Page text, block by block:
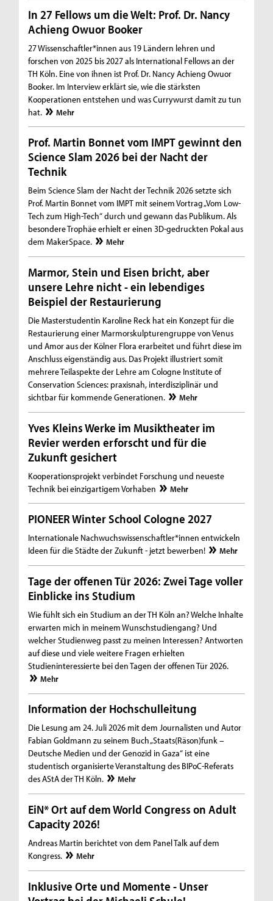
In 27 Fellows um die Welt: Prof. Dr. Nancy
Achieng Owuor Booker
27 Wissenschaftler*innen aus 19 Ländern lehren und
forschen von 2025 bis 2027 als International Fellows an der
TH Köln. Eine von ihnen ist Prof. Dr. Nancy Achieng Owuor
Booker. Im Interview erklärt sie, wie die stärksten
Kooperationen entstehen und was Currywurst damit zu tun
hat.
Mehr
Prof. Martin Bonnet vom IMPT gewinnt den
Science Slam 2026 bei der Nacht der
Technik
Beim Science Slam der Nacht der Technik 2026 setzte sich
Prof. Martin Bonnet vom IMPT mit seinem Vortrag „Vom Low-
Tech zum High-Tech“ durch und gewann das Publikum. Als
besondere Trophäe erhielt er einen 3D-gedruckten Pokal aus
dem MakerSpace.
Mehr
Marmor, Stein und Eisen bricht, aber
unsere Lehre nicht - ein lebendiges
Beispiel der Restaurierung
Die Masterstudentin Karoline Reck hat ein Konzept für die
Restaurierung einer Marmorskulpturengruppe von Venus
und Amor aus der Kölner Flora erarbeitet und führt diese im
Anschluss eigenständig aus. Das Projekt illustriert somit
mehrere Teilaspekte der Lehre am Cologne Institute of
Conservation Sciences: praxisnah, interdisziplinär und
sichtbar für kommende Generationen.
Mehr
Yves Kleins Werke im Musiktheater im
Revier werden erforscht und für die
Zukunft gesichert
Kooperationsprojekt verbindet Forschung und neueste
Technik bei einzigartigem Vorhaben
Mehr
PIONEER Winter School Cologne 2027
Internationale Nachwuchswissenschaftler*innen entwickeln
Ideen für die Städte der Zukunft - jetzt bewerben!
Mehr
Tage der offenen Tür 2026: Zwei Tage voller
Einblicke ins Studium
Wie fühlt sich ein Studium an der TH Köln an? Welche Inhalte
erwarten mich in meinem Wunschstudiengang? Und
welcher Studienweg passt zu meinen Interessen? Antworten
auf diese und viele weitere Fragen erhielten
Studieninteressierte bei den Tagen der offenen Tür 2026.
Mehr
Information der Hochschulleitung
Die Lesung am 24. Juli 2026 mit dem Journalisten und Autor
Fabian Goldmann zu seinem Buch „Staats(Räson)funk –
Deutsche Medien und der Genozid in Gaza“ ist eine
studentisch organisierte Veranstaltung des BIPoC-Referats
des AStA der TH Köln.
Mehr
EiN* Ort auf dem World Congress on Adult
Capacity 2026!
Andreas Martin berichtet von dem Panel Talk auf dem
Kongress.
Mehr
Inklusive Orte und Momente - Unser